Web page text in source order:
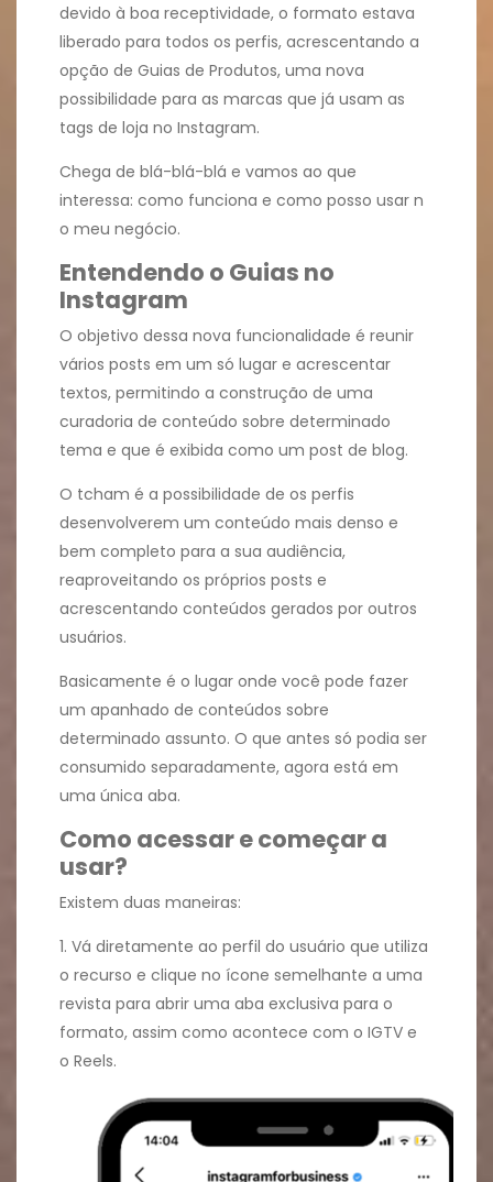
devido à boa receptividade, o formato estava
liberado para todos os perfis, acrescentando a
opção de Guias de Produtos, uma nova
possibilidade para as marcas que já usam as
tags de loja no Instagram.
Chega de blá-blá-blá e vamos ao que
interessa: como funciona e como posso usar n
o meu negócio.
Entendendo o Guias no
Instagram
O objetivo dessa nova funcionalidade é reunir
vários posts em um só lugar e acrescentar
textos, permitindo a construção de uma
curadoria de conteúdo sobre determinado
tema e que é exibida como um post de blog.
O tcham é a possibilidade de os perfis
desenvolverem um conteúdo mais denso e
bem completo para a sua audiência,
reaproveitando os próprios posts e
acrescentando conteúdos gerados por outros
usuários.
Basicamente é o lugar onde você pode fazer
um apanhado de conteúdos sobre
determinado assunto. O que antes só podia ser
consumido separadamente, agora está em
uma única aba.
Como acessar e começar a
usar?
Existem duas maneiras:
1. Vá diretamente ao perfil do usuário que utiliza
o recurso e clique no ícone semelhante a uma
revista para abrir uma aba exclusiva para o
formato, assim como acontece com o IGTV e
o Reels.